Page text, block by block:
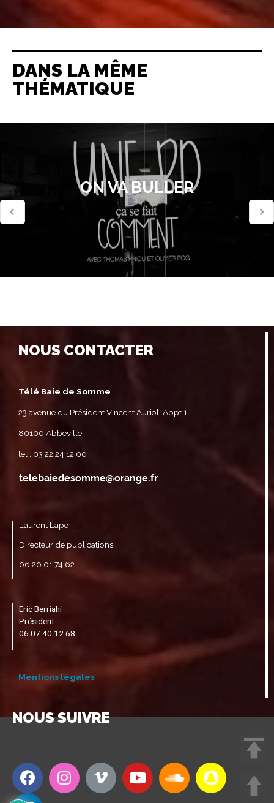
DANS LA MÊME
THÉMATIQUE
ON VA BULLER
NOUS CONTACTER
Télé Baie de Somme
23 avenue du Président Vincent Auriol, Appt 1
80100 Abbeville
tél : 03 22 24 12 00
Laurent Lapo
Directeur de publications
06 20 01 74 62
Eric Berriahi
Président
06 07 40 12 68
Mentions légales
NOUS SUIVRE